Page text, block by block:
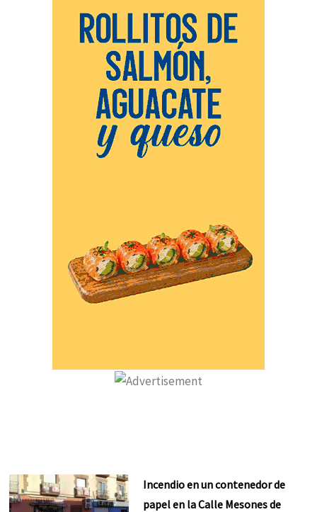
Incendio en un contenedor de
papel en la Calle Mesones de